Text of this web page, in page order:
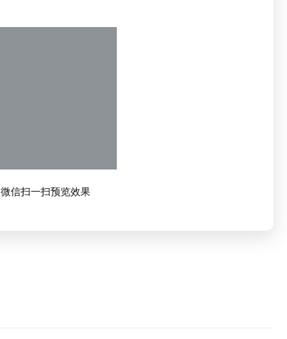
微信扫一扫预览效果